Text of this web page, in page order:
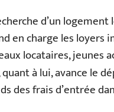
d’un logement
en charge les loyers
locataires, jeunes
quant à lui, avance le
des frais d’entrée